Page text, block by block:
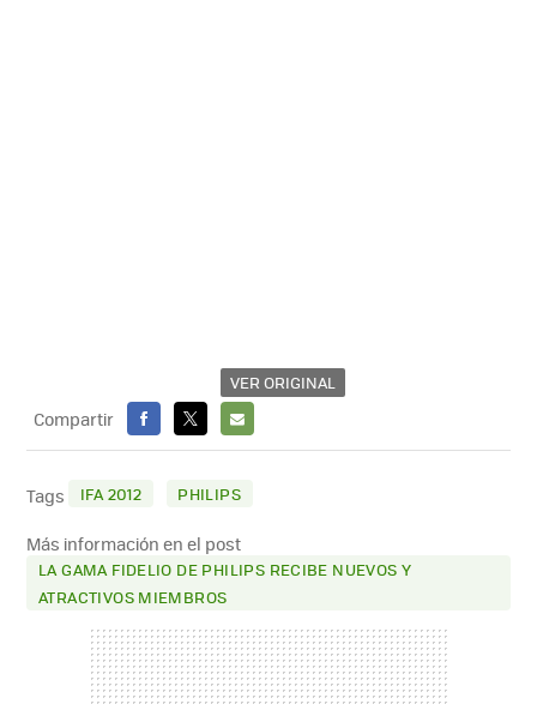
VER ORIGINAL
Compartir
FACEBOOK
X
E-
MAIL
Tags IFA 2012 PHILIPS
Más información en el post
LA GAMA FIDELIO DE PHILIPS RECIBE NUEVOS Y
ATRACTIVOS MIEMBROS